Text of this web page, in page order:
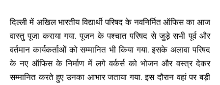
दिल्ली में अखिल भारतीय विद्यार्थी परिषद के नवनिर्मित ऑफिस का आज
वास्तु पूजा कराया गया. पूजन के पश्चात परिषद से जुड़े सभी पूर्व और
वर्तमान कार्यकर्ताओं को सम्मानित भी किया गया. इसके अलावा परिषद
के नए ऑफिस के निर्माण में लगे वर्कर्स को भोजन और वस्त्र देकर
सम्मानित करते हुए उनका आभार जताया गया. इस दौरान वहां पर बड़ी